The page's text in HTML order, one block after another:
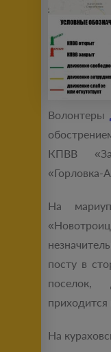
Волонтеры
КПВВ
«Горловка-
На
посту в
поселок,
приходится
На